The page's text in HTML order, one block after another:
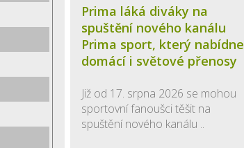
Prima láká diváky na
spuštění nového kanálu
Prima sport, který nabídne
domácí i světové přenosy
Již od 17. srpna 2026 se mohou
sportovní fanoušci těšit na
spuštění nového kanálu ..